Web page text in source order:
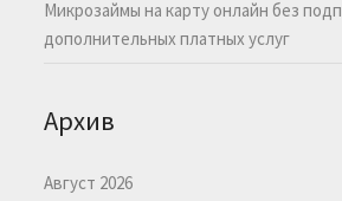
Микрозаймы на карту онлайн без
дополнительных платных услуг
Архив
Август 2026